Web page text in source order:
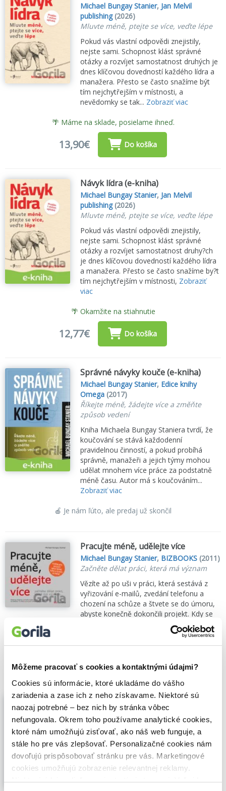
Môžeme pracovať s cookies a kontaktnými údajmi?
Cookies sú informácie, ktoré ukladáme do vášho
zariadenia a zase ich z neho získavame. Niektoré sú
naozaj potrebné – bez nich by stránka vôbec
nefungovala. Okrem toho používame analytické cookies,
ktoré nám umožňujú zisťovať, ako náš web funguje, a
stále ho pre vás zlepšovať. Personalizačné cookies nám
dovoľujú prispôsobovať stránku pre vás. Marketingové
cookies umožňujú zobrazenie relevantnej reklamy.
Niektoré údaje zdieľame aj s tretími stranami. Veľmi by
Michael Bungay Stanier, Jan Melvil
publishing(2026)
Mluvte méně, ptejte se více, veďte lépe
Pokud vás vlastní odpovědi znejistily,
nejste sami. Schopnost klást správné
otázky a rozvíjet samostatnost druhých je
dnes klíčovou dovedností každého lídra a
manažera. Přesto se často snažíme být
tím nejchytřejším v místnosti, a
nevědomky se tak... Zobraziť viac
🌴 Máme na sklade, posielame ihneď.
13,90€ Do košíka
Návyk lídra (e-kniha)
Michael Bungay Stanier, Jan Melvil
publishing(2026)
Mluvte méně, ptejte se více, veďte lépe
Pokud vás vlastní odpovědi znejistily,
nejste sami. Schopnost klást správné
otázky a rozvíjet samostatnost druhy?ch
je dnes klíčovou dovedností každého lídra
a manažera. Přesto se často snažíme by?t
tím nejchytřejším v místnosti, Zobraziť
viac
🌴 Okamžite na stiahnutie
12,77€ Do košíka
Správné návyky kouče (e-kniha)
Michael Bungay Stanier, Edice knihy
Omega (2017)
Říkejte méně, žádejte více a změňte
způsob vedení
Kniha Michaela Bungay Staniera tvrdí, že
koučování se stává každodenní
pravidelnou činností, a pokud probíhá
správně, manažeři a jejich týmy mohou
udělat mnohem více práce za podstatně
méně času. Autor má s koučováním...
Zobraziť viac
🍎 Je nám ľúto, ale predaj už skončil
Pracujte méně, udělejte více
Michael Bungay Stanier, BIZBOOKS (2011)
Začněte dělat práci, která má význam
Vězíte až po uši v práci, která sestává z
vyřizování e-mailů, zvedání telefonu a
chození na schůze a štvete se do úmoru,
abyste konečně dokončili projekt. Kdy se
ale spěch stal měřítkem úspěchu? Začněte
dělat práci, která má význam....Zobraziť
viac
🍎 Vypredané
Správné návyky kouče
Michael Bungay Stanier,Edice knihy
Omega(2017)
Říkejte méně, žádejte více a změňte
způsob vedení
Kniha Michaela Bungay Staniera tvrdí, že
koučování se stává každodenní